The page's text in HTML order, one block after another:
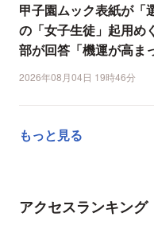
甲子園ムック表紙が
の「女子生徒」起用め
部が回答「機運が高ま
2026年08月04日 19時46分
もっと見る
アクセスランキング